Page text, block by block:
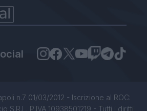
n.7 01/03/2012 - Iscrizione al ROC:
S.R.L. P.IVA 10938501219 - Tutti i diritti